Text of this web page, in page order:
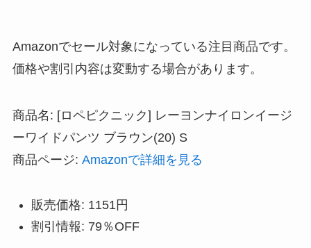
Amazonでセール対象になっている注目商品です。
価格や割引内容は変動する場合があります。
商品名: [ロペピクニック] レーヨンナイロンイージ
ーワイドパンツ ブラウン(20) S
商品ページ: Amazonで詳細を見る
販売価格: 1151円
割引情報: 79％OFF